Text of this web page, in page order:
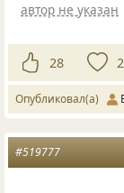
автор не указан
28
Опубликовал(а)
#519777